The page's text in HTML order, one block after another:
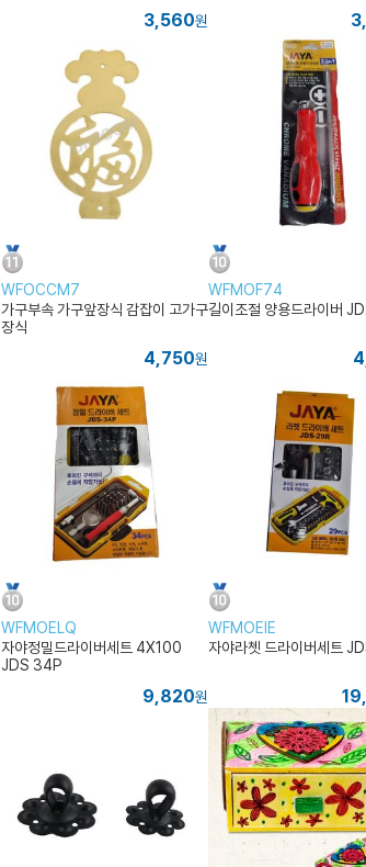
3,560원
WFOCCM7
가구부속 가구앞장식 감잡이 고가구
장식
4,750원
WFMOF74
길이조절 양용드라이버
WFMOELQ
자야정밀드라이버세트 4X100
JDS 34P
9,820원
WFMOEIE
자야라쳇 드라이버세트